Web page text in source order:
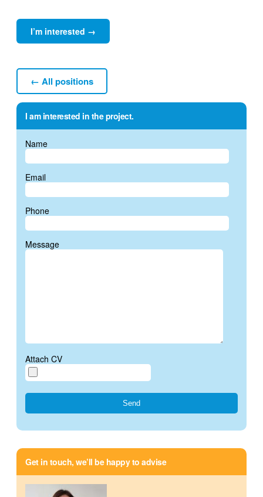
I’m interested →
← All positions
I am interested in the project.
Name
Email
Phone
Message
Attach CV
Get in touch, we’ll be happy to advise